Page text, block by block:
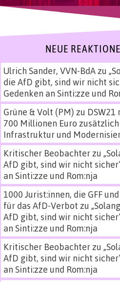
NEUE
Ulrich Sander, VVN-BdAzu
die AfD gibt, sind wir nicht
Gedenken an Sinti:zze und
Grüne & Volt (PM) zu
700 Millionen Euro
Infrastruktur und
Kritischer Beobachterzu
AfD gibt, sind wir nicht
an Sinti:zze und Rom:nja
1000 Jurist:innen, die GFF
für das AfD-Verbot zu
AfD gibt, sind wir nicht
an Sinti:zze und Rom:nja
Kritischer Beobachterzu
AfD gibt, sind wir nicht
an Sinti:zze und Rom:nja